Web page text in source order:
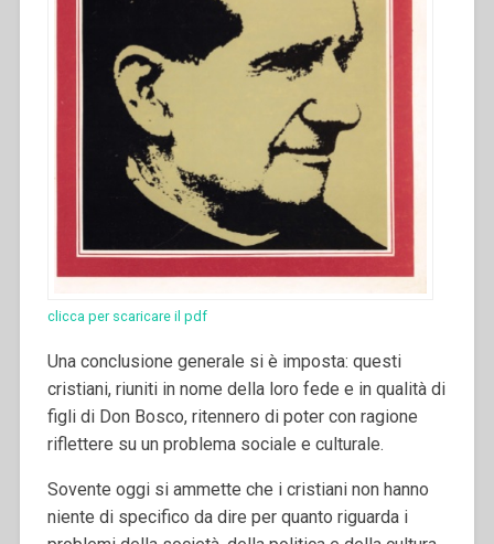
clicca per scaricare il pdf
Una conclusione generale si è imposta: questi
cristiani, riuniti in nome della loro fede e in qualità di
figli di Don Bosco, ritennero di poter con ragione
riflettere su un problema sociale e culturale.
Sovente oggi si ammette che i cristiani non hanno
niente di specifico da dire per quanto riguarda i